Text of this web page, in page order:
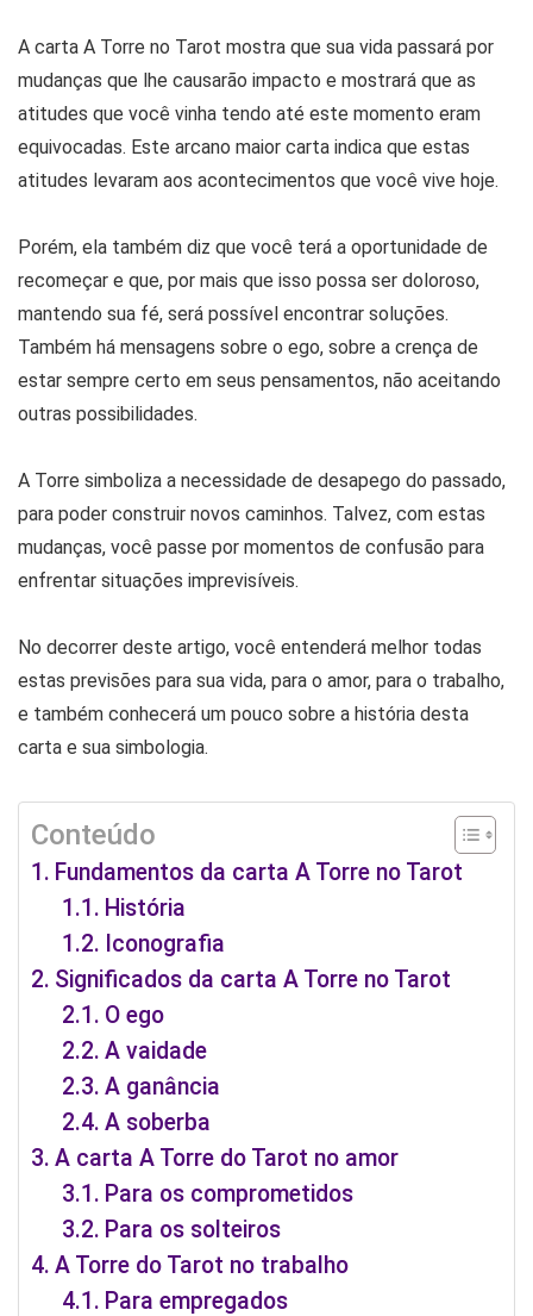
A carta A Torre no Tarot mostra que sua vida passará por
mudanças que lhe causarão impacto e mostrará que as
atitudes que você vinha tendo até este momento eram
equivocadas. Este arcano maior carta indica que estas
atitudes levaram aos acontecimentos que você vive hoje.
Porém, ela também diz que você terá a oportunidade de
recomeçar e que, por mais que isso possa ser doloroso,
mantendo sua fé, será possível encontrar soluções.
Também há mensagens sobre o ego, sobre a crença de
estar sempre certo em seus pensamentos, não aceitando
outras possibilidades.
A Torre simboliza a necessidade de desapego do passado,
para poder construir novos caminhos. Talvez, com estas
mudanças, você passe por momentos de confusão para
enfrentar situações imprevisíveis.
No decorrer deste artigo, você entenderá melhor todas
estas previsões para sua vida, para o amor, para o trabalho,
e também conhecerá um pouco sobre a história desta
carta e sua simbologia.
Conteúdo
Fundamentos da carta A Torre no Tarot
História
Iconografia
Significados da carta A Torre no Tarot
O ego
A vaidade
A ganância
A soberba
A carta A Torre do Tarot no amor
Para os comprometidos
Para os solteiros
A Torre do Tarot no trabalho
Para empregados